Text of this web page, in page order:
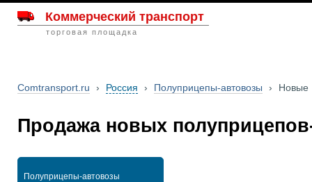
Коммерческий транспорт
торговая площадка
Comtransport.ru › Россия › Полуприцепы-автовозы › Новые
Продажа новых
Полуприцепы-автовозы